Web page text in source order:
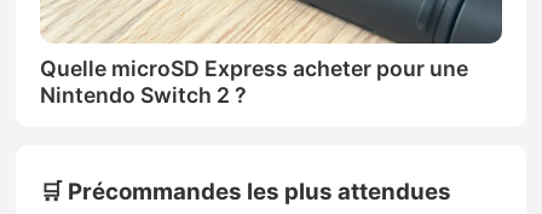
Quelle microSD Express acheter pour une
Nintendo Switch 2 ?
🛒 Précommandes les plus attendues